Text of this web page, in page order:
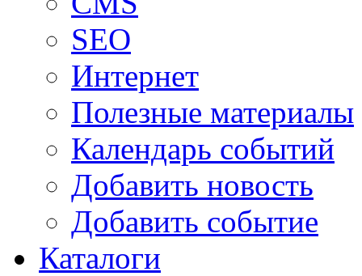
SEO
Интернет
Полезные материалы
Календарь событий
Добавить новость
Добавить событие
Каталоги